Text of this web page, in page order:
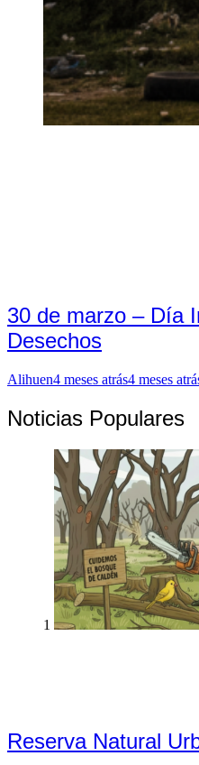
30 de marzo – Día
Desechos
Alihuen4 meses atrás4 meses
Noticias Populares
1
Reserva Natural